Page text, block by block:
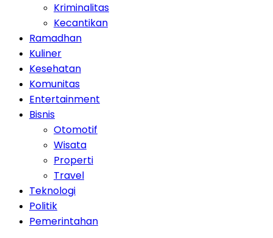
Kriminalitas
Kecantikan
Ramadhan
Kuliner
Kesehatan
Komunitas
Entertainment
Bisnis
Otomotif
Wisata
Properti
Travel
Teknologi
Politik
Pemerintahan